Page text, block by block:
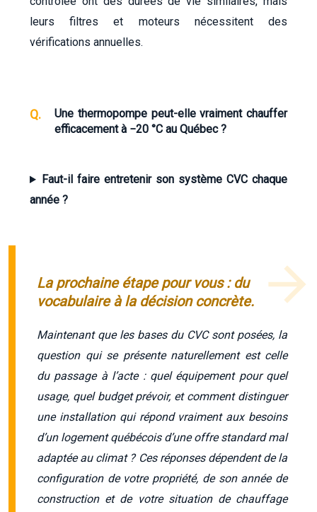
leurs filtres et moteurs nécessitent des
vérifications annuelles.
Une thermopompe peut-elle vraiment chauffer
efficacement à −20 °C au Québec ?
Faut-il faire entretenir son système CVC chaque
année ?
La prochaine étape pour vous : du
vocabulaire à la décision concrète.
Maintenant que les bases du CVC sont posées, la
question qui se présente naturellement est celle
du passage à l’acte : quel équipement pour quel
usage, quel budget prévoir, et comment distinguer
une installation qui répond vraiment aux besoins
d’un logement québécois d’une offre standard mal
adaptée au climat ? Ces réponses dépendent de la
configuration de votre propriété, de son année de
construction et de votre situation de chauffage